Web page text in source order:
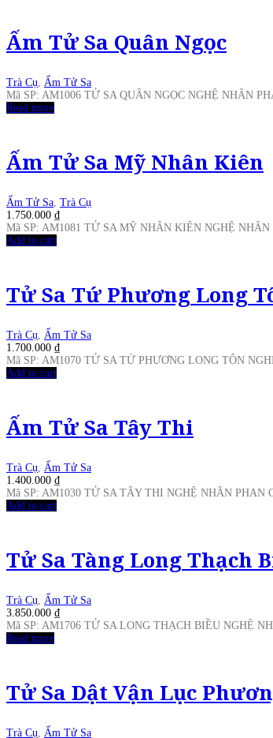
Ấm Tử Sa Quân Ngọc
Trà Cụ
Ấm Tử Sa
Mã SP: AM1006 TỬ SA QUÂN NGỌC NGHỆ NHÂN
Read more
Ấm Tử Sa Mỹ Nhân Kiên
Ấm Tử Sa Trà Cụ
1.750.000 ₫
Mã SP: AM1081 TỬ SA MỸ NHÂN KIÊN NGHỆ
Add to cart
Tử Sa Tứ Phương Long
Trà Cụ
Ấm Tử Sa
1.700.000 ₫
Mã SP: AM1070 TỬ SA TỨ PHƯƠNG LONG TÔN
Add to cart
Ấm Tử Sa Tây Thi
Trà Cụ
Ấm Tử Sa
1.400.000 ₫
Mã SP: AM1030 TỬ SA TÂY THI NGHỆ NHÂN
Add to cart
Tử Sa Tàng Long Thạch
Trà Cụ
Ấm Tử Sa
3.850.000 ₫
Mã SP: AM1706 TỬ SA LONG THẠCH BIỀU NGHỆ
Read more
Tử Sa Dật Vận Lục
Trà Cụ
Ấm Tử Sa